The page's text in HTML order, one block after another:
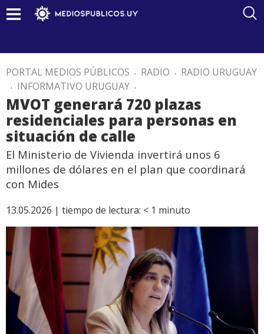
PORTAL MEDIOS PÚBLICOS . RADIO . RADIO URUGUAY
. INFORMATIVO URUGUAY .
MVOT generará 720 plazas
residenciales para personas en
situación de calle
El Ministerio de Vivienda invertirá unos 6
millones de dólares en el plan que coordinará
con Mides
13.05.2026 | tiempo de lectura: < 1 minuto